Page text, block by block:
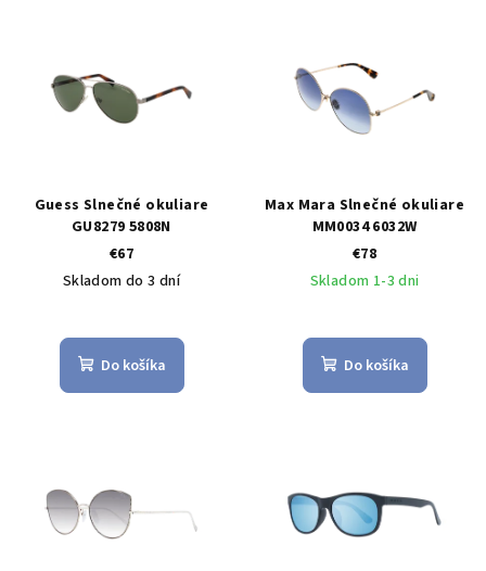
Guess Slnečné okuliare
GU8279 5808N
€67
Skladom do 3 dní
Do košíka
Max Mara Slnečné okuliare
MM0034 6032W
€78
Skladom 1-3 dni
Do košíka